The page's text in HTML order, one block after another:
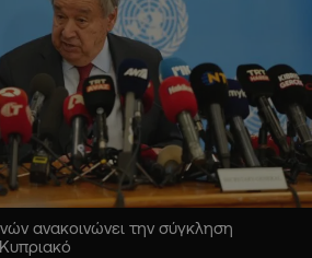
ανακοινώνει την σύγκληση